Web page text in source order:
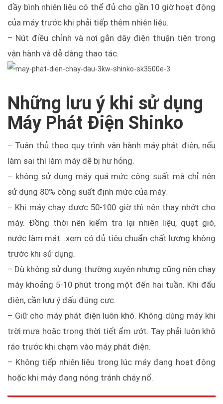
đầy bình nhiên liệu có thể đủ cho gần 10 giờ hoạt động
của máy trước khi phải tiếp thêm nhiên liệu.
– Nút điều chỉnh và nơi gắn dây điện thuận tiện trong
vận hành và dễ dàng thao tác.
Những lưu ý khi sử dụng
Máy Phát Điện Shinko
– Tuân thủ theo quy trình vận hành máy phát điện, nếu
làm sai thì làm máy dễ bị hư hỏng.
– không sử dụng máy quá mức công suất mà chỉ nên
sử dụng 80% công suất định mức của máy.
– Khi máy chạy được 50-100 giờ thì nên thay nhớt cho
máy. Đồng thời nên kiểm tra lại nhiên liệu, quạt gió,
nước làm mát…xem có đủ tiêu chuẩn chất lượng không
trước khi sử dụng.
– Dù không sử dụng thường xuyên nhưng cũng nên chạy
máy khoảng 5-10 phút trong một đến hai tuần. Khi đấu
điện, cần lưu ý đấu đúng cực.
– Giữ cho máy phát điện luôn khô. Không dùng máy khi
trời mưa hoặc trong thời tiết ẩm ướt. Tay phải luôn khô
ráo trước khi chạm vào máy phát điện.
– Không tiếp nhiên liệu trong lúc máy đang hoạt động
hoặc khi máy đang nóng tránh cháy nổ.